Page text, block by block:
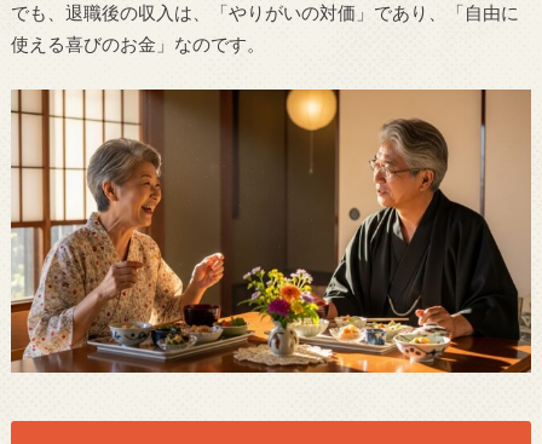
でも、退職後の収入は、「やりがいの対価」であり、「自由に
使える喜びのお金」なのです。